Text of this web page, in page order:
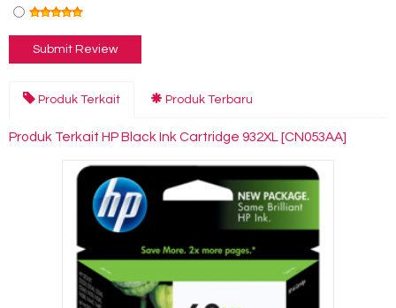
Produk Terkait Produk Terbaru
Produk Terkait HP Black Ink Cartridge 932XL [CN053AA]